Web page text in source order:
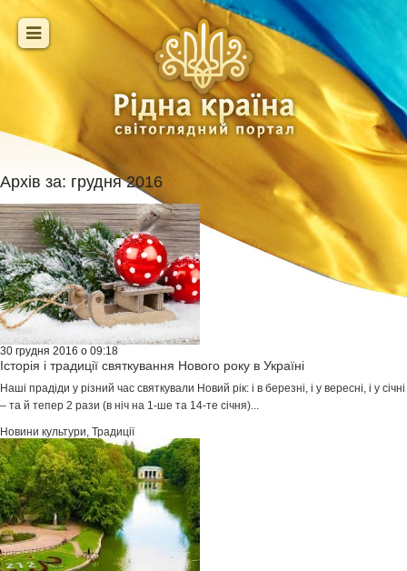
Архів за: грудня 2016
30 грудня 2016 о 09:18
Історія і традиції святкування Нового року в Україні
Наші прадіди у різний час святкували Новий рік: і в березні, і у вересні, і у січні
– та й тепер 2 рази (в ніч на 1-ше та 14-те січня)...
Новини культури, Традиції